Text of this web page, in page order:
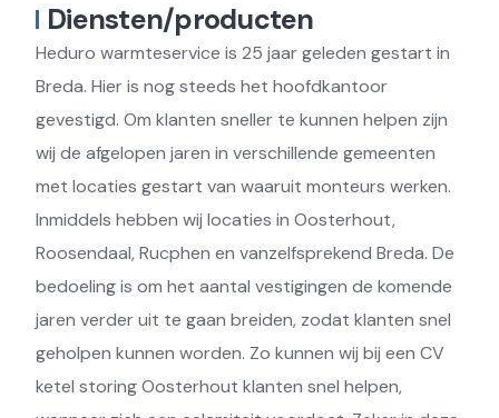
Diensten/producten
Heduro warmteservice is 25 jaar geleden gestart in
Breda. Hier is nog steeds het hoofdkantoor
gevestigd. Om klanten sneller te kunnen helpen zijn
wij de afgelopen jaren in verschillende gemeenten
met locaties gestart van waaruit monteurs werken.
Inmiddels hebben wij locaties in Oosterhout,
Roosendaal, Rucphen en vanzelfsprekend Breda. De
bedoeling is om het aantal vestigingen de komende
jaren verder uit te gaan breiden, zodat klanten snel
geholpen kunnen worden. Zo kunnen wij bij een CV
ketel storing Oosterhout klanten snel helpen,